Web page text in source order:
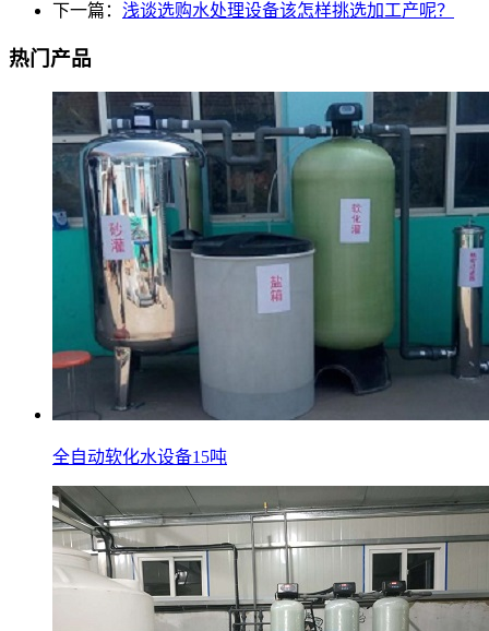
下一篇： 浅谈选购水处理设备该怎样挑选加工产呢？
热门产品
全自动软化水设备15吨